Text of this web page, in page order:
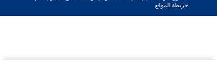
خريطة الموقع